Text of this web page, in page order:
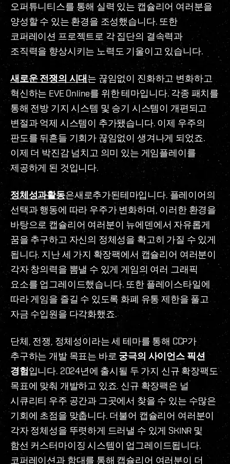
오퍼튜니티스를 통해 실력 있는 캡슐리어 여러분을
양성할 수 있는 환경을 조성했습니다. 또한
코퍼레이션 프로젝트로 각 집단의 결속력과
조직력을 향상시키는 노력도 기울이고 있습니다.
새로운 전쟁의 시대 는 끊임없이 진화하고 변화하고
혁신하는 EVE Online를 위한 테마입니다. 각종 패치를
통해 전방 기지 시스템 및 승기 시스템이 개편되고
변절과 억제 시스템이 추가됐습니다. 이제 우주의
판도를 뒤흔들 기회가 끊임없이 생겨나게 되었죠.
이제 더 박진감 넘치고 의미 있는 게임플레이를
제공하게 된 것입니다.
정체성과활동은새로추가된테마입니다. 플레이어의
선택과 행동에 따라 우주가 변화하며, 이러한 환경을
바탕으로 캡슐리어 여러분이 뉴에덴에서 자유롭게
꿈을 추구하고 자신의 정체성을 확고히 가질 수 있게
됩니다. 지난 세 가지 확장팩에서 캡슐리어 여러분이
각자 창의력을 뽐낼 수 있게 게임의 여러 그래픽
요소를 업그레이드했습니다. 또한 플레이스타일에
따라 게임을 즐길 수 있도록 화폐 유통 제한을 풀고
자금 수입원을 다각화했죠.
단체, 전쟁, 정체성이라는 세 테마를 통해 CCP가
추구하는 개발 목표는 바로 궁극의 사이언스 픽션
경험입니다. 2024년에 출시될 두 가지 신규 확장팩도
목표에 맞춰 개발하고 있죠. 신규 확장팩은 널
시큐리티 우주 공간과 그곳에서 찾을 수 있는 수많은
기회에 초점을 맞춥니다. 더불어 캡슐리어 여러분이
각자 정체성을 뚜렷하게 드러낼 수 있게 SKINR 및
함선 커스터마이징 시스템이 업그레이드됩니다.
코퍼레이션과 함대를 통해 캡슐리어 여러분이 더